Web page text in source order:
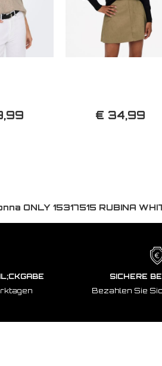
€ 34,99
ONLY 15317515 RUBINA
SICHERE
Bezahlen Sie